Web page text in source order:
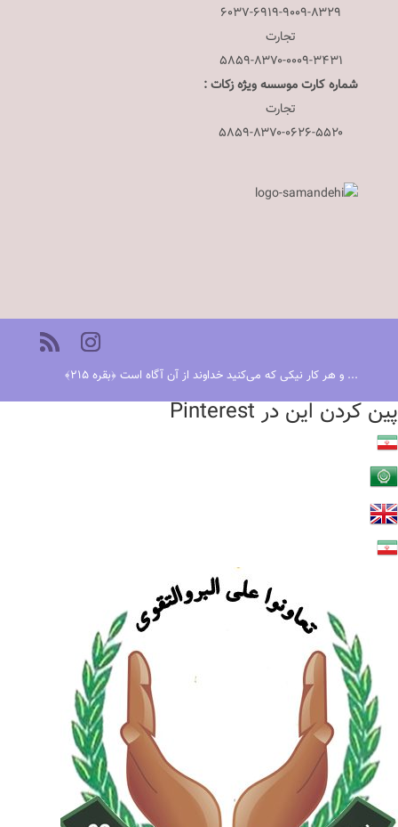
۶۰۳۷-۶۹۱۹-۹۰۰۹-۸۳۲۹
تجارت
۵۸۵۹-۸۳۷۰-۰۰۰۹-۳۴۳۱
شماره کارت موسسه ویژه زکات :
تجارت
۵۸۵۹-۸۳۷۰-۰۶۲۶-۵۵۲۰
... و هر کار نیکی که می‌کنید خداوند از آن آگاه است ﴿بقره ٢١٥﴾
پین کردن این در Pinterest